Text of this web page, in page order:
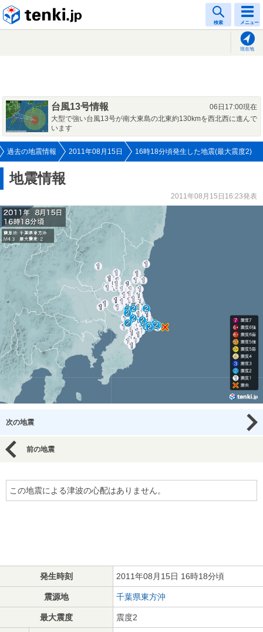
検索 メニュー
現在地
台風13号情報
06日17:00現在
大型で強い台風13号が南大東島の北東約130kmを西北西に進んで
います
過去の地震情報 2011年08月15日 16時18分頃発生した地震(最大震度2)
地震情報
2011年08月15日16:23発表
次の地震
前の地震
この地震による津波の心配はありません。
発生時刻 2011年08月15日 16時18分頃
震源地 千葉県東方沖
最大震度 震度2